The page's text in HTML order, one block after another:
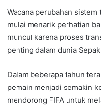
Wacana perubahan sistem
mulai menarik perhatian
muncul karena proses
penting dalam dunia
Dalam beberapa tahun
pemain menjadi semakin
mendorong FIFA untuk